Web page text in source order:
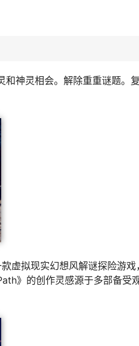
神灵相会。解除重重谜题。
虚拟现实幻想风解谜探险游戏
》的创作灵感源于多部备受